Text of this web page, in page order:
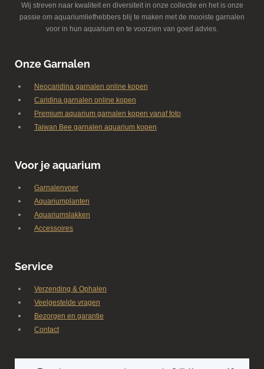
Wij streven naar kwaliteit en diversiteit in onze collectie en het is onze
passie om aquariumliefhebbers blij te maken met de mooiste garnalen
voor in hun aquarium en te voorzien van goed advies.
Onze Garnalen
Neocaridina garnalen online kopen
Caridina garnalen online kopen
Premium aquarium garnalen kopen vanaf foto
Taiwan Bee garnalen aquarium kopen
Voor je aquarium
Garnalenvoer
Aquariumplanten
Aquariumslakken
Accessoires
Service
Verzending & Ophalen
Veelgestelde vragen
Bezorgen en garantie
Contact